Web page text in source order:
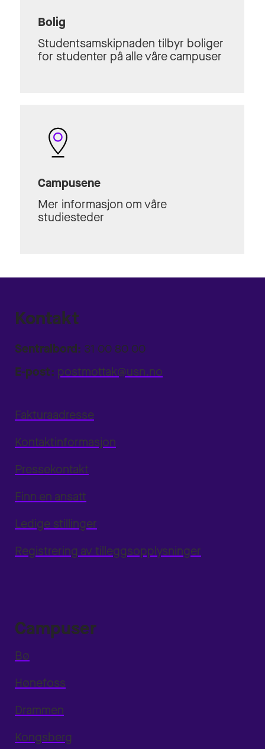
Bolig
Studentsamskipnaden tilbyr boliger
for studenter på alle våre campuser
Campusene
Mer informasjon om våre
studiesteder
Kontakt
Sentralbord: 31 00 80 00
E-post: postmottak@usn.no
Fakturaadresse
Kontaktinformasjon
Pressekontakt
Finn en ansatt
Ledige stillinger
Registrering av tilleggsopplysninger
Campuser
Bø
Hønefoss
Drammen
Kongsberg